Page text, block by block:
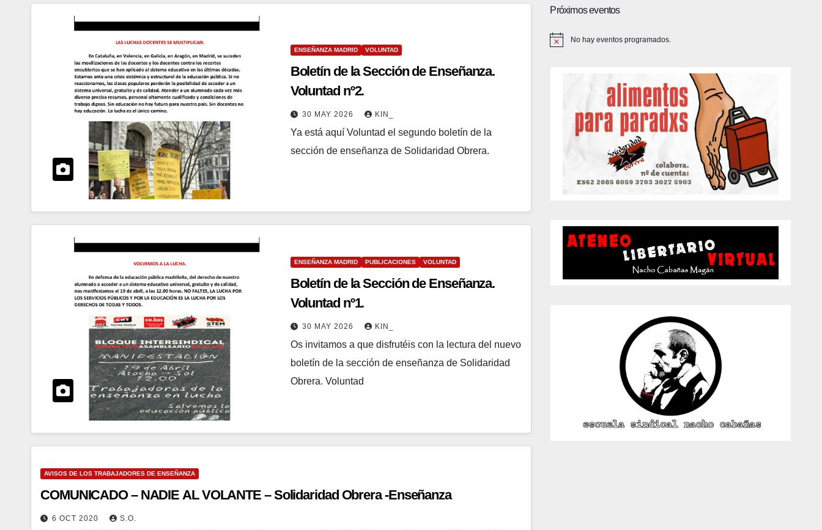
ENSEÑANZA MADRID VOLUNTAD
Boletín de la Sección de Enseñanza.
Voluntad nº2.
30 MAY 2026 KIN_
Ya está aquí Voluntad el segundo boletín de la
sección de enseñanza de Solidaridad Obrera.
ENSEÑANZA MADRID PUBLICACIONES VOLUNTAD
Boletín de la Sección de Enseñanza.
Voluntad nº1.
30 MAY 2026 KIN_
Os invitamos a que disfrutéis con la lectura del nuevo
boletín de la sección de enseñanza de Solidaridad
Obrera. Voluntad
AVISOS DE LOS TRABAJADORES DE ENSEÑANZA
COMUNICADO – NADIE AL VOLANTE – Solidaridad Obrera -Enseñanza
6 OCT 2020 S.O.
Próximos eventos
A
No hay eventos programados.